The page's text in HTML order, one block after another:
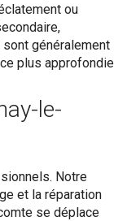
ou
généralement
plus approfondie
le-
Notre
et la réparation
se déplace